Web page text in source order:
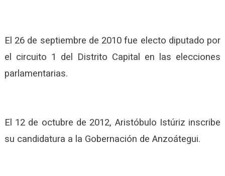
El 26 de septiembre de 2010 fue electo diputado por
el circuito 1 del Distrito Capital en las elecciones
parlamentarias.
El 12 de octubre de 2012, Aristóbulo Istúriz inscribe
su candidatura a la Gobernación de Anzoátegui.